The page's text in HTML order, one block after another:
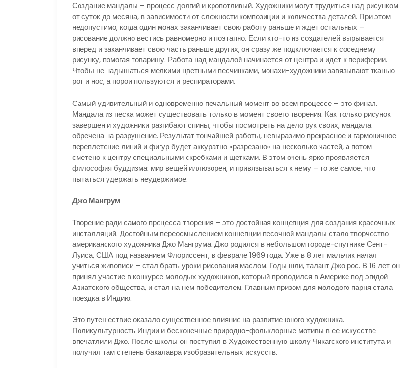
Создание мандалы – процесс долгий и кропотливый. Художники могут трудиться над рисунком
от суток до месяца, в зависимости от сложности композиции и количества деталей. При этом
недопустимо, когда один монах заканчивает свою работу раньше и ждет остальных –
рисование должно вестись равномерно и поэтапно. Если кто-то из создателей вырывается
вперед и заканчивает свою часть раньше других, он сразу же подключается к соседнему
рисунку, помогая товарищу. Работа над мандалой начинается от центра и идет к периферии.
Чтобы не надышаться мелкими цветными песчинками, монахи-художники завязывают тканью
рот и нос, а порой пользуются и респираторами.
Самый удивительный и одновременно печальный момент во всем процессе – это финал.
Мандала из песка может существовать только в момент своего творения. Как только рисунок
завершен и художники разгибают спины, чтобы посмотреть на дело рук своих, мандала
обречена на разрушение. Результат тончайшей работы, невыразимо прекрасное и гармоничное
переплетение линий и фигур будет аккуратно «разрезано» на несколько частей, а потом
сметено к центру специальными скребками и щетками. В этом очень ярко проявляется
философия буддизма: мир вещей иллюзорен, и привязываться к нему – то же самое, что
пытаться удержать неудержимое.
Джо Мангрум
Творение ради самого процесса творения – это достойная концепция для создания красочных
инсталляций. Достойным переосмыслением концепции песочной мандалы стало творчество
американского художника Джо Мангрума. Джо родился в небольшом городе-спутнике Сент-
Луиса, США под названием Флориссент, в феврале 1969 года. Уже в 8 лет мальчик начал
учиться живописи – стал брать уроки рисования маслом. Годы шли, талант Джо рос. В 16 лет он
принял участие в конкурсе молодых художников, который проводился в Америке под эгидой
Азиатского общества, и стал на нем победителем. Главным призом для молодого парня стала
поездка в Индию.
Это путешествие оказало существенное влияние на развитие юного художника.
Поликультурность Индии и бесконечные природно-фольклорные мотивы в ее искусстве
впечатлили Джо. После школы он поступил в Художественную школу Чикагского института и
получил там степень бакалавра изобразительных искусств.